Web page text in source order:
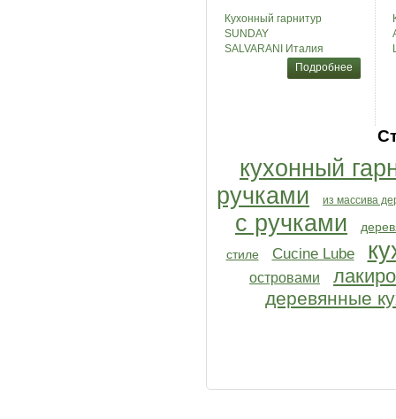
Кухонный гарнитур
SUNDAY
SALVARANI Италия
Подробнее
кухонный
ручками
из массива
с ручками
стиле
Cucine Lube
островами
деревянные